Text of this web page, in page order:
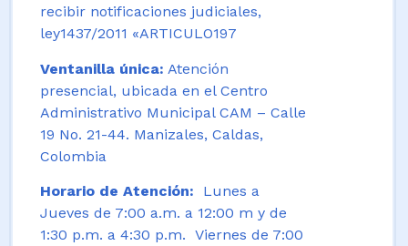
recibir notificaciones judiciales,
ley1437/2011 «ARTICULO197
Ventanilla única: Atención
presencial, ubicada en el Centro
Administrativo Municipal CAM – Calle
19 No. 21-44. Manizales, Caldas,
Colombia
Horario de Atención:
Lunes a
Jueves de 7:00 a.m. a 12:00 m y de
1:30 p.m. a 4:30 p.m. Viernes de 7:00